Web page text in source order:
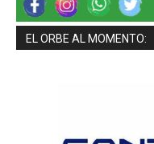
EL ORBE AL MOMENTO: